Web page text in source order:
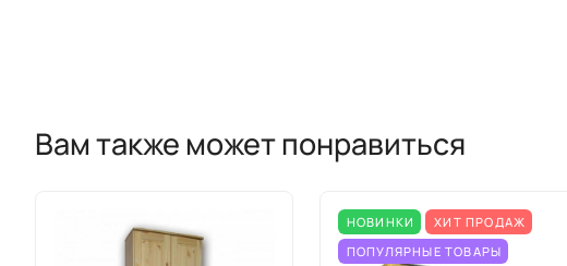
Вам также может понравиться
НОВИНКИ
ХИТ ПРОДАЖ
ПОПУЛЯРНЫЕ ТОВАРЫ